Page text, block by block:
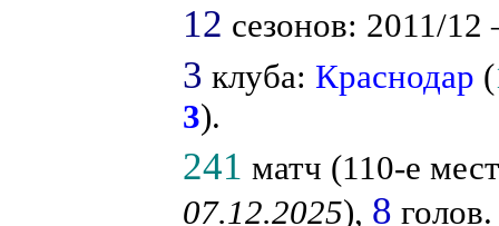
12 сезонов: 2011/
3 клуба: Краснодар (
3).
241 матч (110-е
07.12.2025), 8 голов.